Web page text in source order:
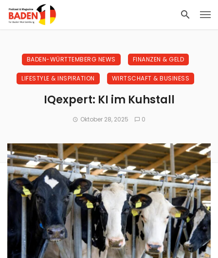
BADEN-WÜRTTEMBERG NEWS FINANZEN & GELD
LIFESTYLE & INSPIRATION WIRTSCHAFT & BUSINESS
IQexpert: KI im Kuhstall
Oktober 28, 2025 0